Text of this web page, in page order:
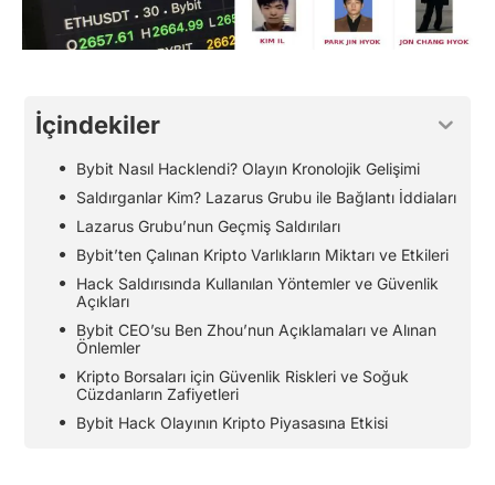
İçindekiler
Bybit Nasıl Hacklendi? Olayın Kronolojik Gelişimi
Saldırganlar Kim? Lazarus Grubu ile Bağlantı İddiaları
Lazarus Grubu’nun Geçmiş Saldırıları
Bybit’ten Çalınan Kripto Varlıkların Miktarı ve Etkileri
Hack Saldırısında Kullanılan Yöntemler ve Güvenlik
Açıkları
Bybit CEO’su Ben Zhou’nun Açıklamaları ve Alınan
Önlemler
Kripto Borsaları için Güvenlik Riskleri ve Soğuk
Cüzdanların Zafiyetleri
Bybit Hack Olayının Kripto Piyasasına Etkisi